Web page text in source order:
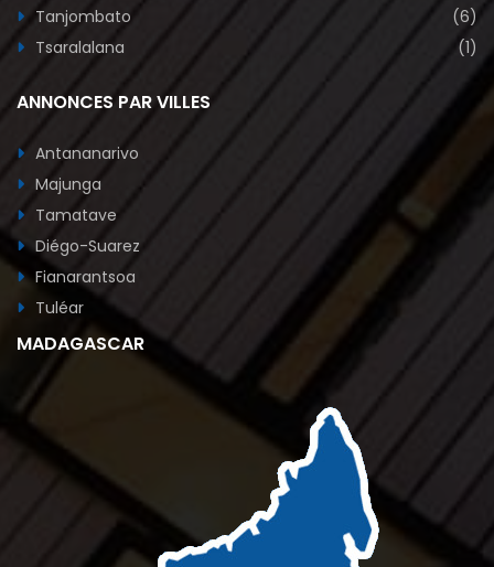
Tanjombato
(6)
Tsaralalana
(1)
ANNONCES PAR VILLES
Antananarivo
Majunga
Tamatave
Diégo-Suarez
Fianarantsoa
Tuléar
MADAGASCAR